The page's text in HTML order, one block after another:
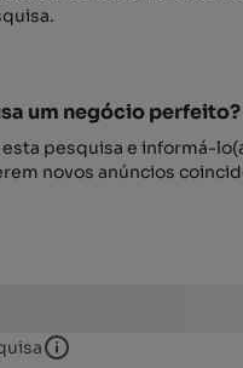
um negócio perfeito?
esta pesquisa e informá-
novos anúncios
ID de pesquisa